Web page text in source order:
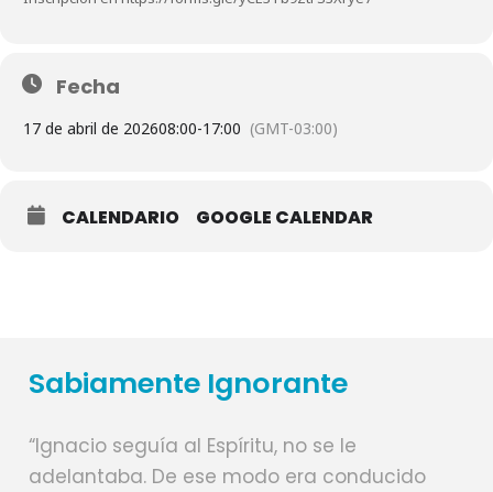
Fecha
17 de abril de 202608:00-17:00 (GMT-03:00)
CALENDARIO GOOGLE CALENDAR
Sabiamente Ignorante
“Ignacio seguía al Espíritu, no se le
adelantaba. De ese modo era conducido